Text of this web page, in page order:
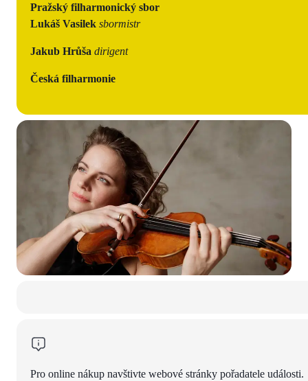
Pražský filharmonický sbor
Lukáš Vasilek sbormistr
Jakub Hrůša dirigent
Česká filharmonie
Pro online nákup navštivte webové stránky pořadatele události.